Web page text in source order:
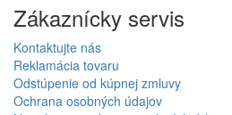
Zákaznícky servis
Kontaktujte nás
Reklamácia tovaru
Odstúpenie od kúpnej zmluvy
Ochrana osobných údajov